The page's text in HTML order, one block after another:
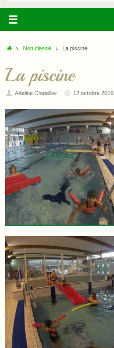
AccueilNon classé La piscine
La piscine
Adeline Chatellier 12 octobre 2016